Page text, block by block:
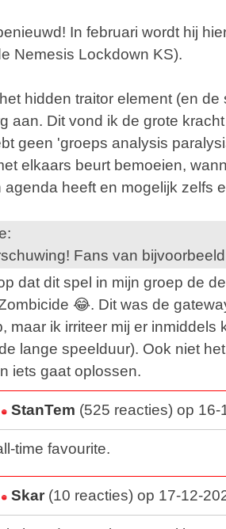
In februari wordt hij
Nemesis Lockdown KS).
hidden traitor element (en de
aan. Dit vond ik de grote
geen 'groeps analysis
elkaars beurt bemoeien,
agenda heeft en mogelijk zelfs
Fans van
dat dit spel in mijn groep de
😂. Dit was de
maar ik irriteer mij er inmiddels
lange speelduur). Ook niet
iets gaat oplossen.
StanTem (525 reacties) op
time favourite.
Skar (10 reacties) op 17-12-